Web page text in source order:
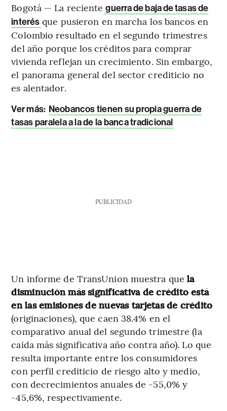
Bogotá — La reciente guerra de baja de tasas de
interés que pusieron en marcha los bancos en
Colombio resultado en el segundo trimestres
del año porque los créditos para comprar
vivienda reflejan un crecimiento. Sin embargo,
el panorama general del sector crediticio no
es alentador.
Ver más: Neobancos tienen su propia guerra de
tasas paralela a la de la banca tradicional
PUBLICIDAD
Un informe de TransUnion muestra que la
disminución más significativa de crédito está
en las emisiones de nuevas tarjetas de crédito
(originaciones), que caen 38.4% en el
comparativo anual del segundo trimestre (la
caída más significativa año contra año). Lo que
resulta importante entre los consumidores
con perfil crediticio de riesgo alto y medio,
con decrecimientos anuales de -55,0% y
-45,6%, respectivamente.